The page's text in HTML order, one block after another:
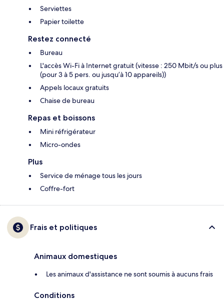
Serviettes
Papier toilette
Restez connecté
Bureau
L'accès Wi-Fi à Internet gratuit (vitesse : 250 Mbit/s ou plus
(pour 3 à 5 pers. ou jusqu’à 10 appareils))
Appels locaux gratuits
Chaise de bureau
Repas et boissons
Mini réfrigérateur
Micro-ondes
Plus
Service de ménage tous les jours
Coffre-fort
Frais et politiques
Animaux domestiques
Les animaux d'assistance ne sont soumis à aucuns frais
Conditions